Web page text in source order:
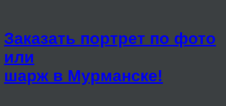
Заказать портрет по фото
или
шарж в Мурманске!